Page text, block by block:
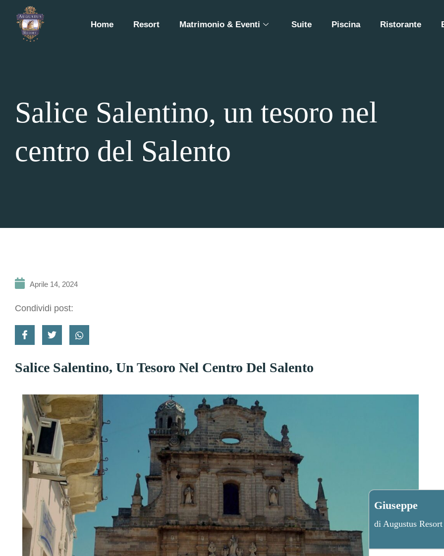
Home Resort Matrimonio & Eventi Suite Piscina Ristorante
Salice Salentino, un tesoro nel
centro del Salento
Aprile 14, 2024
Condividi post:
Salice Salentino, Un Tesoro Nel Centro Del Salento
Giuseppe
di Augustus Resort